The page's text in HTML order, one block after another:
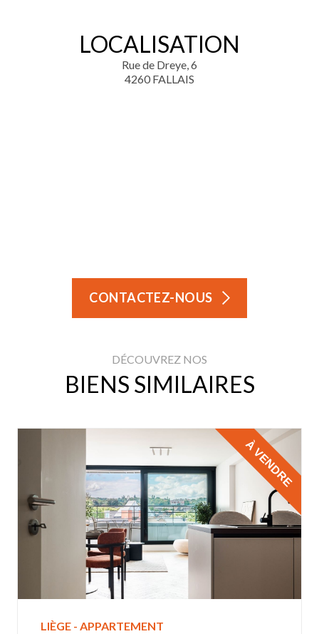
LOCALISATION
Rue de Dreye, 6
4260 FALLAIS
CONTACTEZ-NOUS
DÉCOUVREZ NOS
BIENS SIMILAIRES
LIÈGE - APPARTEMENT
À VENDRE